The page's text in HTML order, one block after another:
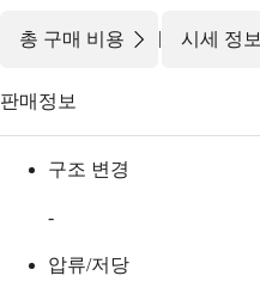
총 구매 비용 | 시세 정보
판매정보
구조 변경
-
압류/저당